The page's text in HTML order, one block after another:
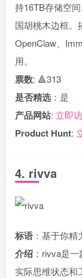
持16TB存储空
国胡桃木边框
OpenClaw、
用。
票数: 🔺313
是否精选 ：是
产品网站: 立即
Product Hunt:
4. rivva
标语 ：基于你
介绍 ：rivva是
实际思维状态和